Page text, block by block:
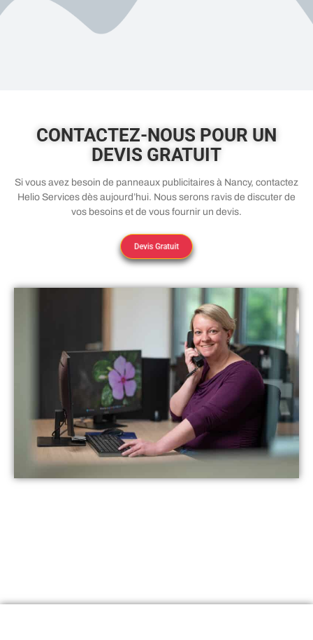
CONTACTEZ-NOUS POUR UN
DEVIS GRATUIT
Si vous avez besoin de panneaux publicitaires à Nancy, contactez
Helio Services dès aujourd’hui. Nous serons ravis de discuter de
vos besoins et de vous fournir un devis.
Devis Gratuit